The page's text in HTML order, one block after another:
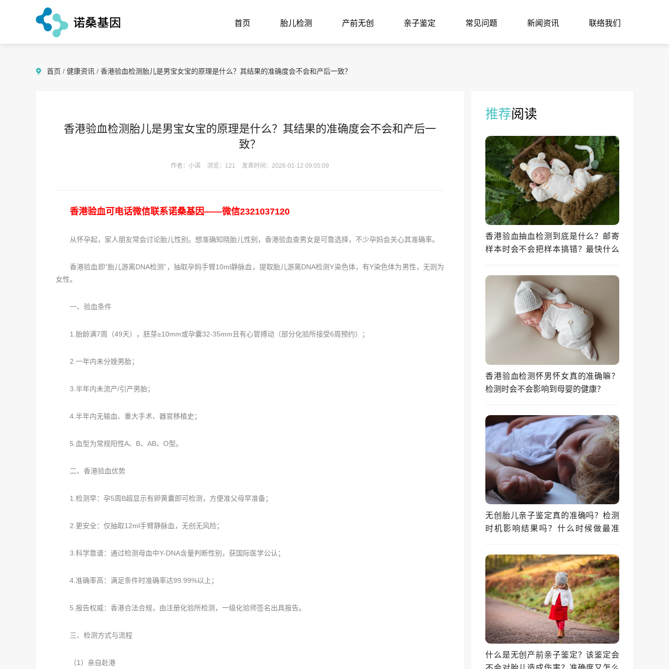
首页 胎儿检测 产前无创 亲子鉴定 常见问题 新闻资讯 联络我们
首页 / 健康资讯 / 香港验血检测胎儿是男宝女宝的原理是什么？其结果的准确度会不会和产后一致？
香港验血检测胎儿是男宝女宝的原理是什么？其结果的准确度会不会和产后一
致？
作者：小诺 浏览：121 发表时间：2026-01-12 09:05:09
香港验血可电话微信联系诺桑基因——微信2321037120
从怀孕起，家人朋友常会讨论胎儿性别。想准确知晓胎儿性别，香港验血查男女是可靠选择，不少孕妈会关心其准确率。
香港验血即“胎儿游离DNA检测”，抽取孕妈手臂10ml静脉血，提取胎儿游离DNA检测Y染色体，有Y染色体为男性，无则为
女性。
一、验血条件
1.胎龄满7周（49天），胚芽≥10mm或孕囊32-35mm且有心管搏动（部分化验所接受6周预约）；
2.一年内未分娩男胎；
3.半年内未流产/引产男胎；
4.半年内无输血、重大手术、器官移植史；
5.血型为常规阳性A、B、AB、O型。
二、香港验血优势
1.检测早：孕5周B超显示有卵黄囊即可检测，方便准父母早准备；
2.更安全：仅抽取12ml手臂静脉血，无创无风险；
3.科学靠谱：通过检测母血中Y-DNA含量判断性别，获国际医学公认；
4.准确率高：满足条件时准确率达99.99%以上；
5.报告权威：香港合法合规，由注册化验所检测，一级化验师签名出具报告。
三、检测方式与流程
（1）亲自赴港
推荐阅读
香港验血抽血检测到底是什么？邮寄
样本时会不会把样本搞错？最快什么
香港验血检测怀男怀女真的准确嘛？
检测时会不会影响到母婴的健康？
无创胎儿亲子鉴定真的准确吗？检测
时机影响结果吗？什么时候做最准
什么是无创产前亲子鉴定？该鉴定会